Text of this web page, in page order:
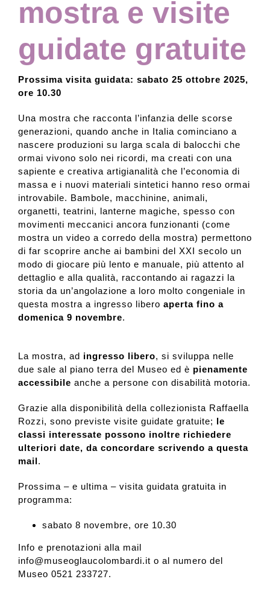
mostra e visite
guidate gratuite
Prossima visita guidata: sabato 25 ottobre 2025,
ore 10.30
Una mostra che racconta l’infanzia delle scorse
generazioni, quando anche in Italia cominciano a
nascere produzioni su larga scala di balocchi che
ormai vivono solo nei ricordi, ma creati con una
sapiente e creativa artigianalità che l’economia di
massa e i nuovi materiali sintetici hanno reso ormai
introvabile. Bambole, macchinine, animali,
organetti, teatrini, lanterne magiche, spesso con
movimenti meccanici ancora funzionanti (come
mostra un video a corredo della mostra) permettono
di far scoprire anche ai bambini del XXI secolo un
modo di giocare più lento e manuale, più attento al
dettaglio e alla qualità, raccontando ai ragazzi la
storia da un’angolazione a loro molto congeniale in
questa mostra a ingresso libero aperta fino a
domenica 9 novembre.
La mostra, ad ingresso libero, si sviluppa nelle
due sale al piano terra del Museo ed è pienamente
accessibile anche a persone con disabilità motoria.
Grazie alla disponibilità della collezionista Raffaella
Rozzi, sono previste visite guidate gratuite; le
classi interessate possono inoltre richiedere
ulteriori date, da concordare scrivendo a questa
mail.
Prossima – e ultima – visita guidata gratuita in
programma:
sabato 8 novembre, ore 10.30
Info e prenotazioni alla mail
info@museoglaucolombardi.it o al numero del
Museo 0521 233727.